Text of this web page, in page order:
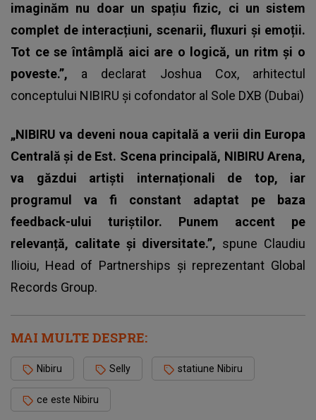
imaginăm nu doar un spațiu fizic, ci un sistem
complet de interacțiuni, scenarii, fluxuri și emoții.
Tot ce se întâmplă aici are o logică, un ritm și o
poveste.”, a declarat Joshua Cox, arhitectul
conceptului NIBIRU și cofondator al Sole DXB (Dubai)
„NIBIRU va deveni noua capitală a verii din Europa
Centrală și de Est. Scena principală, NIBIRU Arena,
va găzdui artiști internaționali de top, iar
programul va fi constant adaptat pe baza
feedback-ului turiștilor. Punem accent pe
relevanță, calitate și diversitate.”, spune Claudiu
Ilioiu, Head of Partnerships și reprezentant Global
Records Group.
MAI MULTE DESPRE:
Nibiru Selly statiune Nibiru
ce este Nibiru